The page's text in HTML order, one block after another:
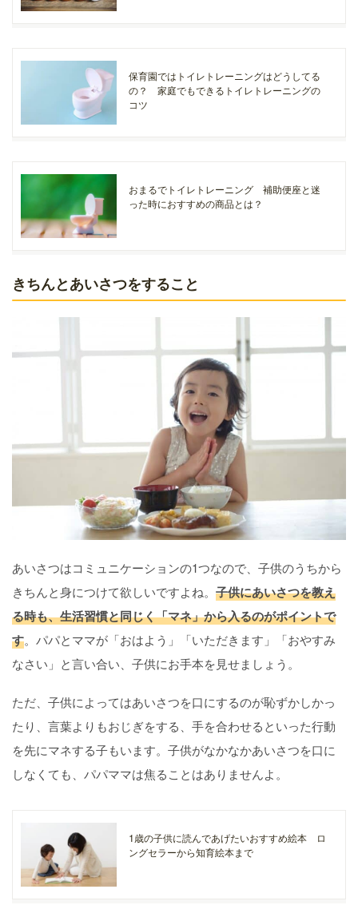
保育園ではトイレトレーニングはどうしてる
の？ 家庭でもできるトイレトレーニングの
コツ
おまるでトイレトレーニング 補助便座と迷
った時におすすめの商品とは？
きちんとあいさつをすること
あいさつはコミュニケーションの1つなので、子供のうちから
きちんと身につけて欲しいですよね。 子供にあいさつを教え
る時も、生活習慣と同じく「マネ」から入るのがポイントで
す。パパとママが「おはよう」「いただきます」「おやすみ
なさい」と言い合い、子供にお手本を見せましょう。
ただ、子供によってはあいさつを口にするのが恥ずかしかっ
たり、言葉よりもおじぎをする、手を合わせるといった行動
を先にマネする子もいます。子供がなかなかあいさつを口に
しなくても、パパママは焦ることはありませんよ。
1歳の子供に読んであげたいおすすめ絵本 ロ
ングセラーから知育絵本まで